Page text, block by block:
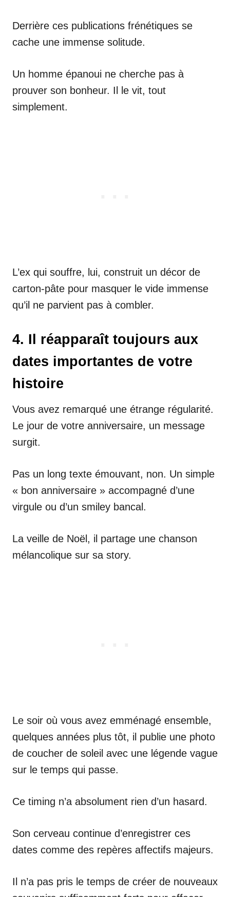
Derrière ces publications frénétiques se
cache une immense solitude.
Un homme épanoui ne cherche pas à
prouver son bonheur. Il le vit, tout
simplement.
L’ex qui souffre, lui, construit un décor de
carton-pâte pour masquer le vide immense
qu’il ne parvient pas à combler.
4. Il réapparaît toujours aux
dates importantes de votre
histoire
Vous avez remarqué une étrange régularité.
Le jour de votre anniversaire, un message
surgit.
Pas un long texte émouvant, non. Un simple
« bon anniversaire » accompagné d’une
virgule ou d’un smiley bancal.
La veille de Noël, il partage une chanson
mélancolique sur sa story.
Le soir où vous avez emménagé ensemble,
quelques années plus tôt, il publie une photo
de coucher de soleil avec une légende vague
sur le temps qui passe.
Ce timing n’a absolument rien d’un hasard.
Son cerveau continue d’enregistrer ces
dates comme des repères affectifs majeurs.
Il n’a pas pris le temps de créer de nouveaux